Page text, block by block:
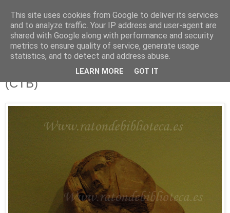
Está de pinga
10/11/12
Afluentes 68 e Ilustrísimos, Ilustrados
(CTB)
This site uses cookies from Google to deliver its services
and to analyze traffic. Your IP address and user-agent are
shared with Google along with performance and security
metrics to ensure quality of service, generate usage
statistics, and to detect and address abuse.
LEARN MORE GOT IT